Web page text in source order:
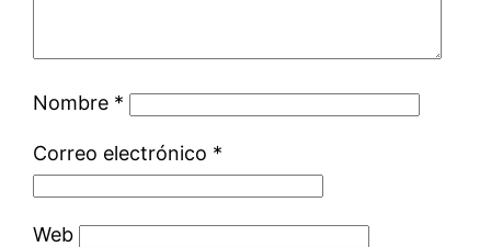
Nombre *
Correo electrónico *
Web